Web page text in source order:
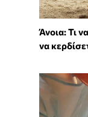
Άνοια: Τι
να